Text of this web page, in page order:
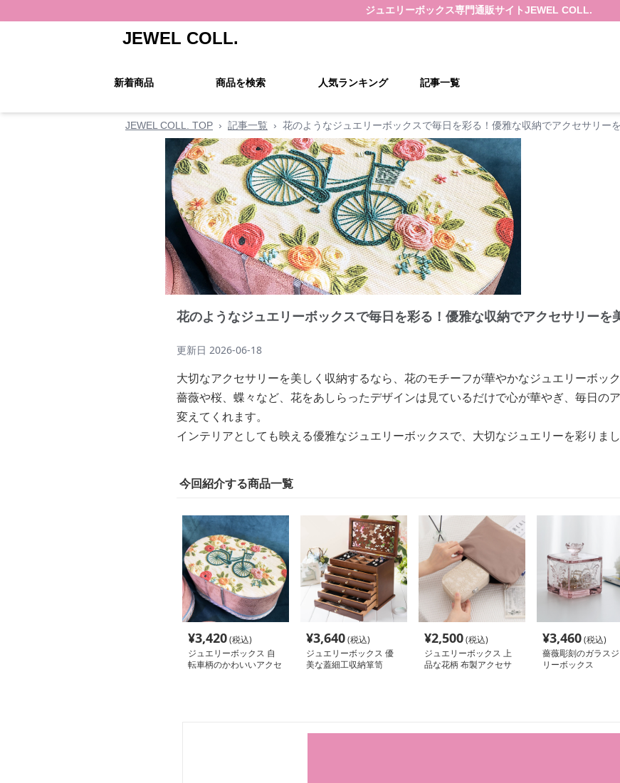
ジュエリーボックス専門通販サイトJEWEL COLL.
JEWEL COLL.
新着商品 商品を検索 人気ランキング 記事一覧
JEWEL COLL. TOP › 記事一覧 › 花のようなジュエリーボックスで毎日を彩る！優雅な収納でアクセサリー
花のようなジュエリーボックスで毎日を彩る！優雅な収納でアクセサリーを
更新日 2026-06-18
大切なアクセサリーを美しく収納するなら、花のモチーフが華やかなジュエリーボック
薔薇や桜、蝶々など、花をあしらったデザインは見ているだけで心が華やぎ、毎日の
変えてくれます。
インテリアとしても映える優雅なジュエリーボックスで、大切なジュエリーを彩りまし
今回紹介する商品一覧
¥3,420(税込)
ジュエリーボックス 自
転車柄のかわいいアクセ
¥3,640(税込)
ジュエリーボックス 優
美な蓋細工収納箪笥
¥2,500(税込)
ジュエリーボックス 上
品な花柄 布製アクセサ
¥3,460(税込)
薔薇彫刻のガラス
リーボックス